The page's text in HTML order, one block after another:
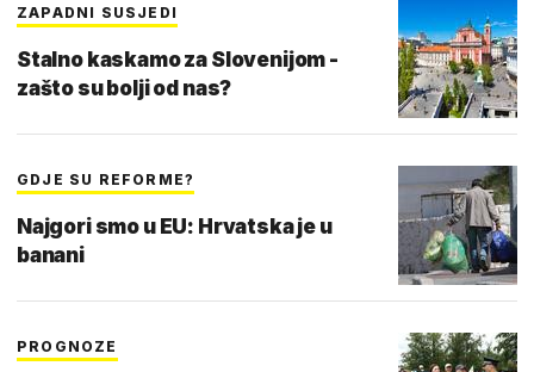
ZAPADNI SUSJEDI
Stalno kaskamo za Slovenijom -
zašto su bolji od nas?
GDJE SU REFORME?
Najgori smo u EU: Hrvatska je u
banani
PROGNOZE